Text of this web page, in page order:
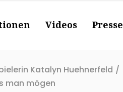
Videos Presse
Katalyn Huehnerfeld /
man mögen